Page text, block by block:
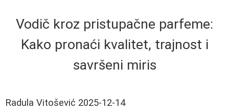
Vodič kroz pristupačne parfeme:
Kako pronaći kvalitet, trajnost i
savršeni miris
Radula Vitošević 2025-12-14